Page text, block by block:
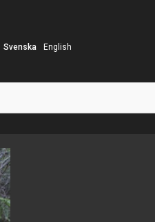
Svenska English